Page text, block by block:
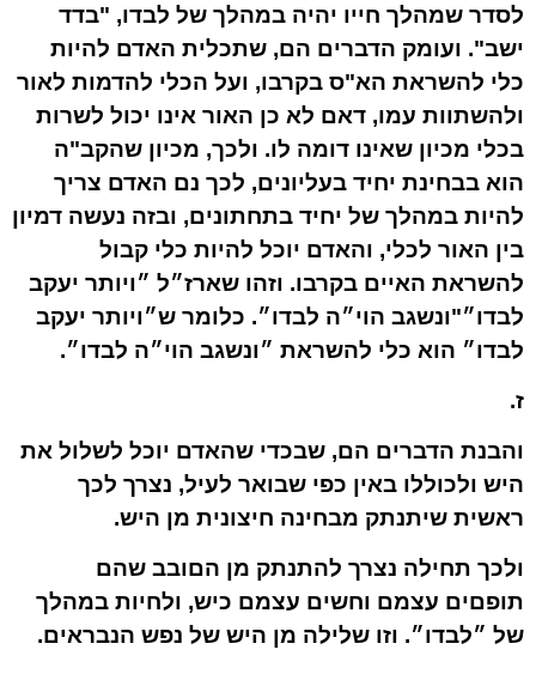
לסדר שמהלך חייו יהיה במהלך של לבדו, "בדד
ישב". ועומק הדברים הם, שתכלית האדם להיות
כלי להשראת הא"ס בקרבו, ועל הכלי להדמות לאור
ולהשתוות עמו, דאם לא כן האור אינו יכול לשרות
בכלי מכיון שאינו דומה לו. ולכך, מכיון שהקב"ה
הוא בבחינת יחיד בעליונים, לכך נם האדם צריך
להיות במהלך של יחיד בתחתונים, ובזה נעשה דמיון
בין האור לכלי, והאדם יוכל להיות כלי קבול
להשראת האיים בקרבו. וזהו שארז״ל ״ויותר יעקב
לבדו״"ונשגב הוי״ה לבדו״. כלומר ש״ויותר יעקב
לבדו״ הוא כלי להשראת ״ונשגב הוי״ה לבדו״.
ז.
והבנת הדברים הם, שבכדי שהאדם יוכל לשלול את
היש ולכוללו באין כפי שבואר לעיל, נצרך לכך
ראשית שיתנתק מבחינה חיצונית מן היש.
ולכך תחילה נצרך להתנתק מן הםובב שהם
תופםים עצמם וחשים עצמם כיש, ולחיות במהלך
של ״לבדו״. וזו שלילה מן היש של נפש הנבראים.